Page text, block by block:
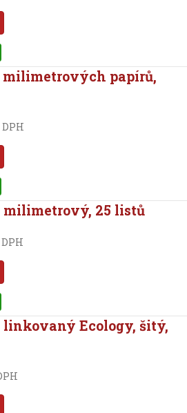
milimetrových papírů,
DPH
milimetrový, 25 listů
linkovaný Ecology, šitý,